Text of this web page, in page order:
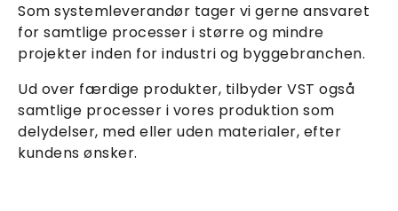
Som systemleverandør tager vi gerne ansvaret
for samtlige processer i større og mindre
projekter inden for industri og byggebranchen.
Ud over færdige produkter, tilbyder VST også
samtlige processer i vores produktion som
delydelser, med eller uden materialer, efter
kundens ønsker.